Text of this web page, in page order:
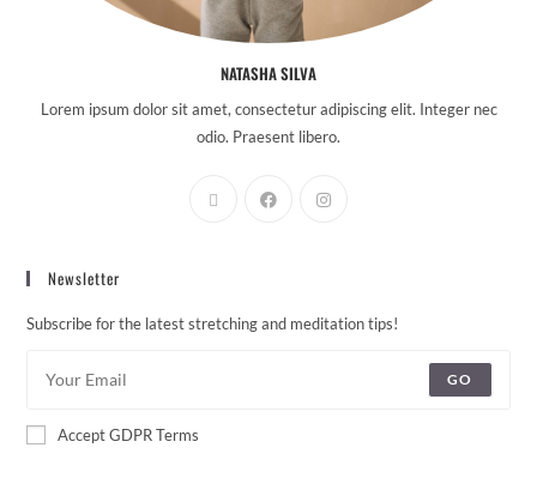
NATASHA SILVA
Lorem ipsum dolor sit amet, consectetur adipiscing elit. Integer nec
odio. Praesent libero.
Newsletter
Subscribe for the latest stretching and meditation tips!
GO
Accept GDPR Terms